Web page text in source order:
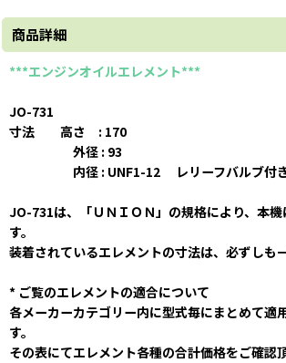
商品詳細
***エンジンオイルエレメント***
JO-731
寸法 高さ : 170
外径 : 93
内径 : UNF1-12 レリーフバルブ付
JO-731は、「ＵＮＩＯＮ」の規格により、本
す。
装着されているエレメントの寸法は、必ずしも
* ご覧のエレメントの適合について
各メーカーカテゴリー内に型式毎にまとめて適
す。
その表にてエレメント各種の合計価格をご確認